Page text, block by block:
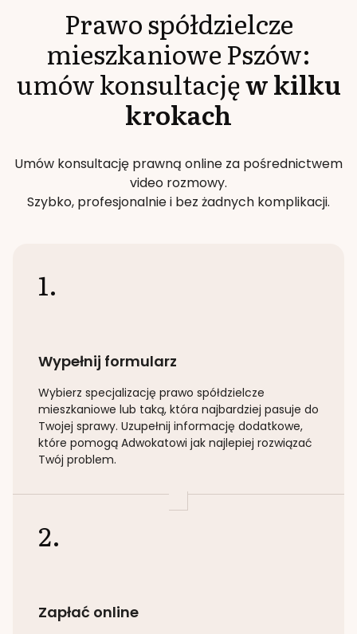
Prawo spółdzielcze
mieszkaniowePszów:
umów konsultacjęw kilku
krokach
Umów konsultację prawną online za pośrednictwem
video rozmowy.
Szybko, profesjonalnie i bez żadnych komplikacji.
1.
Wypełnij formularz
Wybierz specjalizację prawo spółdzielcze
mieszkaniowe lub taką, która najbardziej pasuje do
Twojej sprawy. Uzupełnij informację dodatkowe,
które pomogą Adwokatowi jak najlepiej rozwiązać
Twój problem.
2.
Zapłać online